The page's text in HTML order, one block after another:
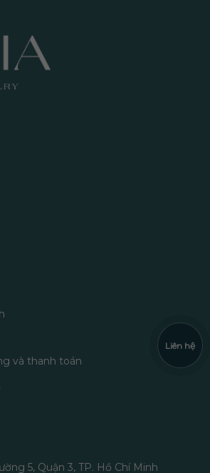
và thanh toán
5, Quận 3, TP. Hồ Chí Minh
Liên hệ